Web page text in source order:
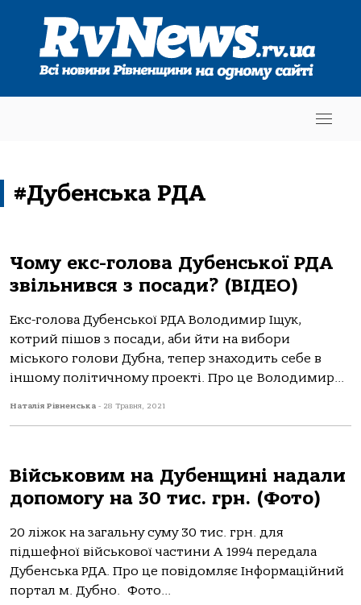
#Дубенська РДА
Чому екс-голова Дубенської РДА
звільнився з посади? (ВІДЕО)
Екс-голова Дубенської РДА Володимир Іщук,
котрий пішов з посади, аби йти на вибори
міського голови Дубна, тепер знаходить себе в
іншому політичному проекті. Про це Володимир...
Наталія Рівненська - 28 Травня, 2021
Військовим на Дубенщині надали
допомогу на 30 тис. грн. (Фото)
20 ліжок на загальну суму 30 тис. грн. для
підшефної військової частини А 1994 передала
Дубенська РДА. Про це повідомляє Інформаційний
портал м. Дубно. Фото...